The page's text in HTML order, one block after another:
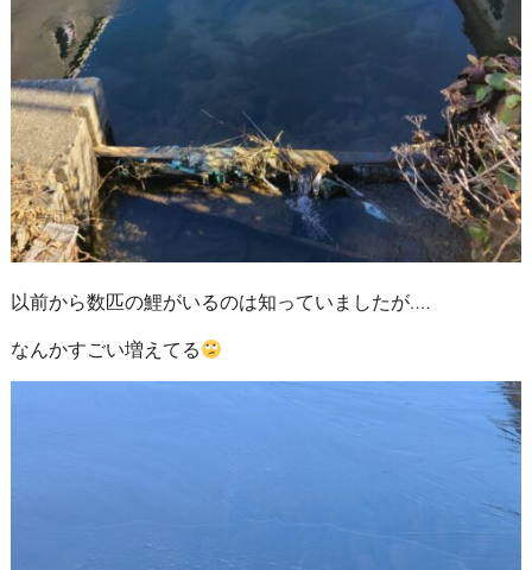
以前から数匹の鯉がいるのは知っていましたが‥‥
なんかすごい増えてる